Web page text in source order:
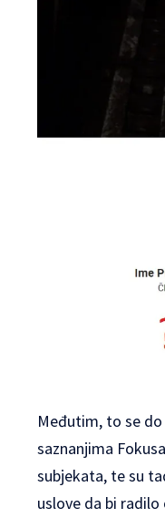
Međutim, to se
saznanjima
subjekata, te su
uslove da bi